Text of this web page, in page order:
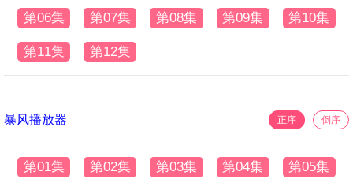
第06集 第07集 第08集 第09集 第10集
第11集 第12集
暴风播放器 正序 倒序
第01集 第02集 第03集 第04集 第05集